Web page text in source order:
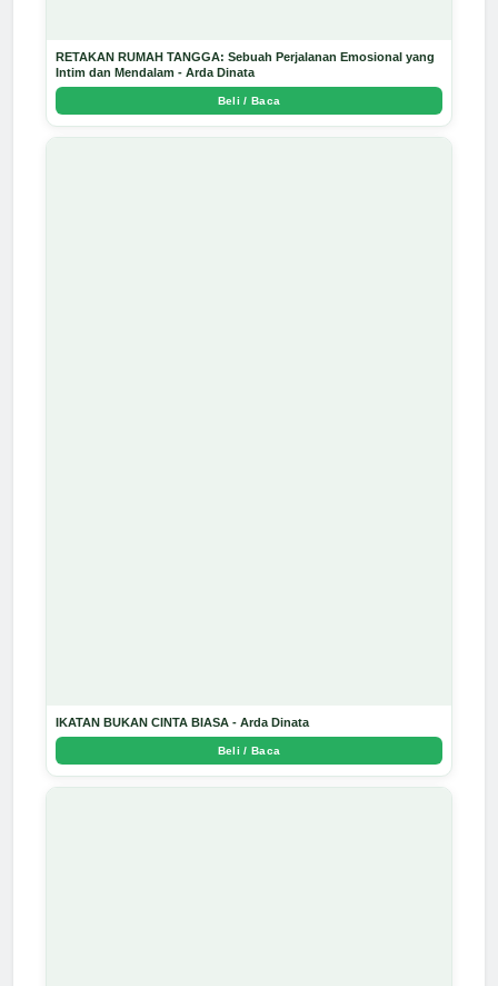
RETAKAN RUMAH TANGGA: Sebuah Perjalanan Emosional yang
Intim dan Mendalam - Arda Dinata
Beli / Baca
IKATAN BUKAN CINTA BIASA - Arda Dinata
Beli / Baca